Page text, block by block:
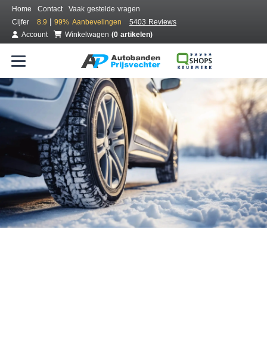
Home Contact
Vaak gestelde vragen
Cijfer
8.9 | 99% Aanbevelingen
5403 Reviews
Account
Winkelwagen (0 artikelen)
Bestel voordelig winterbanden
Gratis bezorgd of montage bij jou in de buurt
Seizoen:
Merken: